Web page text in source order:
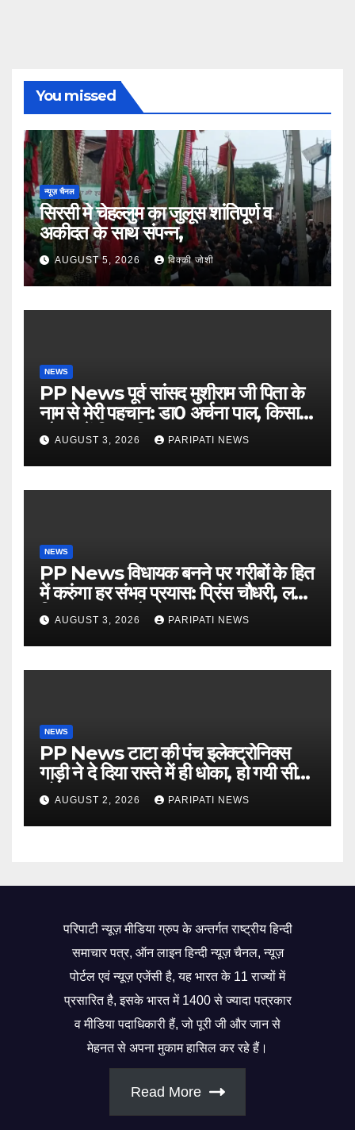
You missed
न्यूज़ चैनल
सिरसी मे चेहल्लुम का जुलूस शांतिपूर्ण व
अकीदत के साथ संपन्न,
AUGUST 5, 2026 विक्की जोशी
NEWS
PP News पूर्व सांसद मुशीराम जी पिता के
नाम से मेरी पहचान: डा0 अर्चना पाल, किसान
चौपाल में दिया परिचय
AUGUST 3, 2026 PARIPATI NEWS
NEWS
PP News विधायक बनने पर गरीबों के हित
में करुंगा हर संभव प्रयास: प्रिंस चौधरी, लगाई
किसान मजदूर चौपाल
AUGUST 3, 2026 PARIPATI NEWS
NEWS
PP News टाटा की पंच इलेक्ट्रोनिक्स
गाड़ी ने दे दिया रास्ते में ही धोका, हो गयी सीज,
जो सब बताया झूठ
AUGUST 2, 2026 PARIPATI NEWS
परिपाटी न्यूज़ मीडिया ग्रुप के अन्तर्गत राष्ट्रीय हिन्दी
समाचार पत्र, ऑन लाइन हिन्दी न्यूज़ चैनल, न्यूज़
पोर्टल एवं न्यूज़ एजेंसी है, यह भारत के 11 राज्यों में
प्रसारित है, इसके भारत में 1400 से ज्यादा पत्रकार
व मीडिया पदाधिकारी हैं, जो पूरी जी और जान से
मेहनत से अपना मुकाम हासिल कर रहे हैं।
Read More